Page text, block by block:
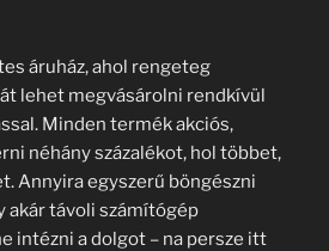
áruház, ahol rengeteg
lehet megvásárolni rendkívül
Minden termék akciós,
néhány százalékot, hol többet,
Annyira egyszerű böngészni
akár távoli számítógép
intézni a dolgot – na persze itt